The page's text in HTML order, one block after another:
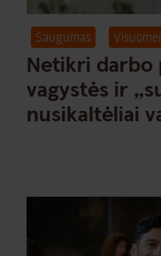
Saugumas
Netikri darbo
vagystės ir
nusikaltėliai